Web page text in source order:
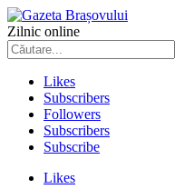
Zilnic online
Likes
Subscribers
Followers
Subscribers
Subscribe
Likes